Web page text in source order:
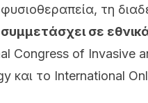
τη
σε
Congress of Invasive
και το International